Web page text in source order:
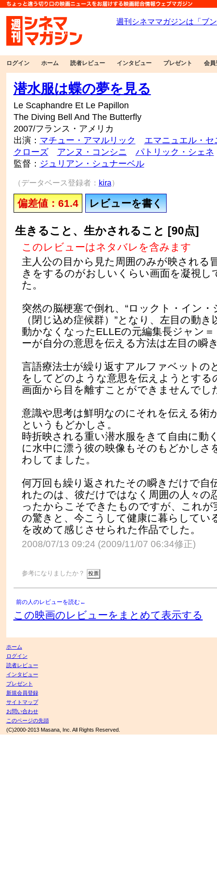
ログイン ホーム 読者レビュー インタビュー プレゼント 会員
潜水服は蝶の夢を見る
Le Scaphandre Et Le Papillon
The Diving Bell And The Butterfly
2007/フランス・アメリカ
出演： マチュー・アマルリック
エマニュエル・セ
クローズ
アンヌ・コンシニ
パトリック・シェネ
監督： ジュリアン・シュナーベル
（データベース登録者： kira）
偏差値：61.4 レビューを書く
生きること、生かされること [90点]
このレビューはネタバレを含みます
主人公の目から見た周囲のみが映される
きをするのがおしいくらい画面を凝視し
た。
突然の脳梗塞で倒れ、“ロックト・イン
（閉じ込め症候群）”となり、左目の動き
動かなくなったELLEの元編集長ジャン
ーが自分の意思を伝える方法は左目の瞬
言語療法士が繰り返すアルファベットの
をしてどのような意思を伝えようとする
画面から目を離すことができませんでし
意識や思考は鮮明なのにそれを伝える術
というもどかしさ。
時折映される重い潜水服をきて自由に動
に水中に漂う彼の映像もそのもどかしさ
わしてました。
何万回も繰り返されたその瞬きだけで自
れたのは、彼だけではなく周囲の人々の
ったからこそできたものですが、これが
の驚きと、今こうして健康に暮らしてい
を改めて感じさせられた作品でした。
2008/07/13 09:24 (2009/11/07 06:34修正)
参考になりましたか？
前の人のレビューを読む←
この映画のレビューをまとめて表示する
ホーム
ログイン
読者レビュー
インタビュー
プレゼント
新規会員登録
サイトマップ
お問い合わせ
このページの先頭
(C)2000-2013 Masana, Inc. All Rights Reserved.